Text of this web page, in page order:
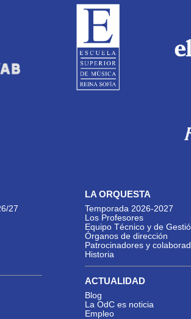
27
LA ORQUESTA
Temporada 2026-2027
Los Profesores
Equipo Técnico y de
Órganos de dirección
Patrocinadores y
Historia
ACTUALIDAD
Blog
La OdC es noticia
Empleo